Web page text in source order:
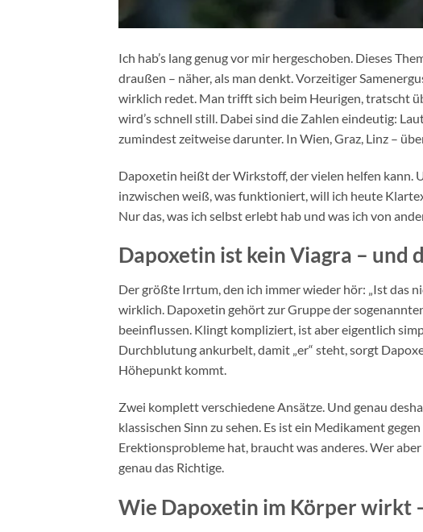
Ich hab’s lang genug vor mir hergeschoben. Dieses
draußen – näher, als man denkt. Vorzeitiger
wirklich redet. Man trifft sich beim Heurigen, tratscht
wird’s schnell still. Dabei sind die Zahlen eindeutig:
zumindest zeitweise darunter. In Wien, Graz, Linz –
Dapoxetin heißt der Wirkstoff, der vielen helfen kann.
inzwischen weiß, was funktioniert, will ich heute
Nur das, was ich selbst erlebt hab und was ich von
Dapoxetin ist kein Viagra – und
Der größte Irrtum, den ich immer wieder hör: „Ist das
wirklich. Dapoxetin gehört zur Gruppe der
beeinflussen. Klingt kompliziert, ist aber eigentlich
Durchblutung ankurbelt, damit „er“ steht, sorgt
Höhepunkt kommt.
Zwei komplett verschiedene Ansätze. Und genau
klassischen Sinn zu sehen. Es ist ein Medikament
Erektionsprobleme hat, braucht was anderes. Wer
genau das Richtige.
Wie Dapoxetin im Körper wirkt